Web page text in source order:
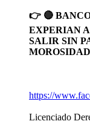
👉 🔴
EXPERIAN
SALIR SIN
MOROSIDAD
https://
Licenciado